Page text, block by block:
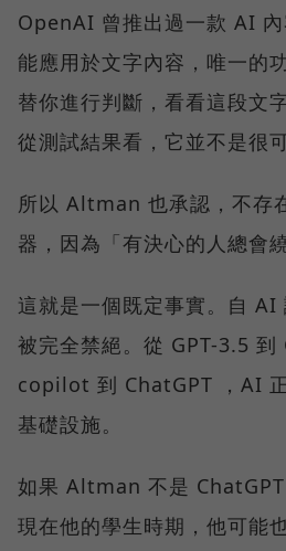
OpenAI 曾推出過一款 AI
能應用於文字內容，唯一的
替你進行判斷，看看這段文
從測試結果看，它並不是很可
所以 Altman 也承認，不存
器，因為「有決心的人總會
這就是一個既定事實。自 AI
被完全禁絕。從 GPT-3.5 到
copilot 到 ChatGPT ，AI
基礎設施。
如果 Altman 不是
現在他的學生時期，他可能